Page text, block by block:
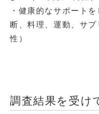
・健康的なサポート
断、料理、運動、サ
性）
調査結果を受け